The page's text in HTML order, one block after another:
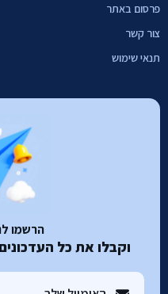
פרסום באתר
צור קשר
תנאי שימוש
הרשמו
וקבלו את כל